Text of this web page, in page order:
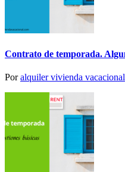
Contrato de temporada.
Poralquiler vivienda vacacional